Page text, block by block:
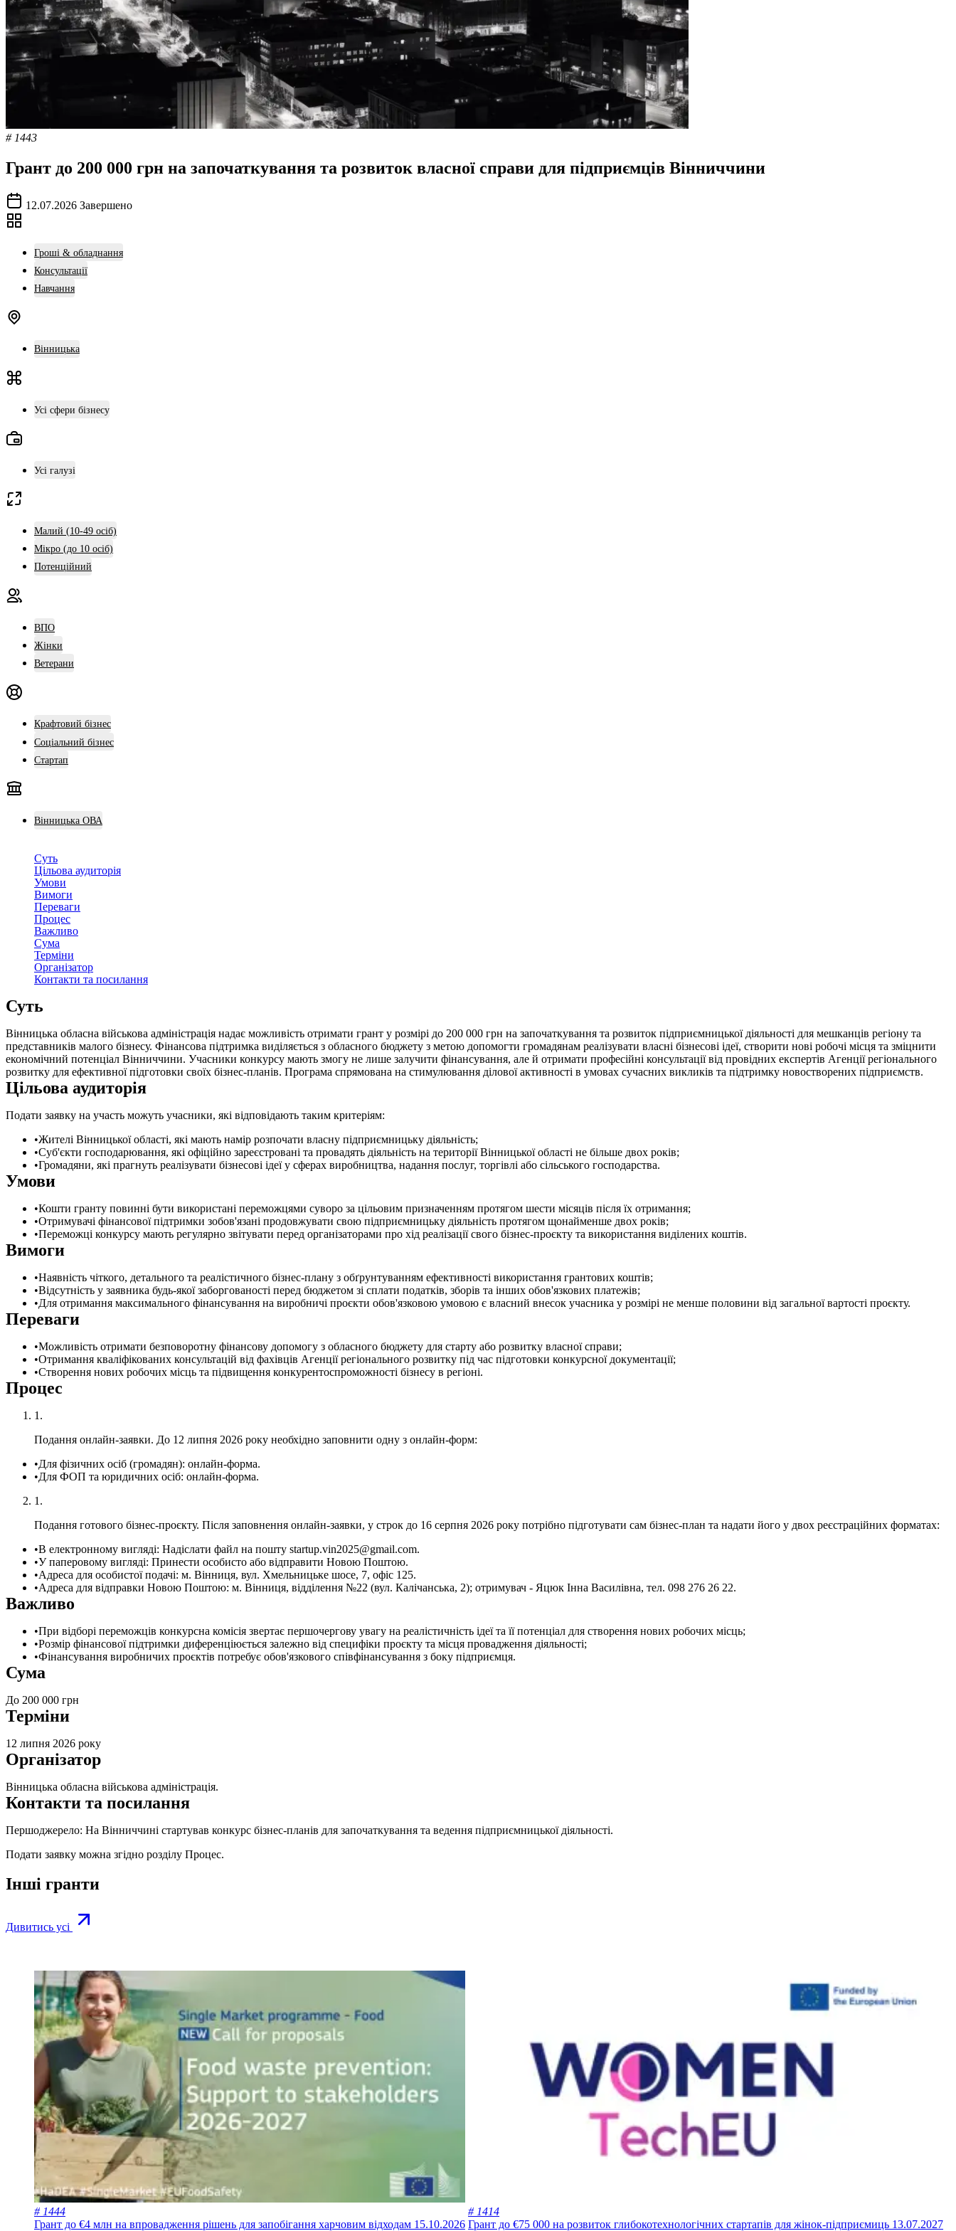
# 1443
Грант до 200 000 грн на започаткування та розвиток власної справи для підприємців Вінниччини
12.07.2026 Завершено
Гроші & обладнання
Консультації
Навчання
Вінницька
Усі сфери бізнесу
Усі галузі
Малий (10-49 осіб)
Мікро (до 10 осіб)
Потенційний
ВПО
Жінки
Ветерани
Крафтовий бізнес
Соціальний бізнес
Стартап
Вінницька ОВА
Суть
Цільова аудиторія
Умови
Вимоги
Переваги
Процес
Важливо
Сума
Терміни
Організатор
Контакти та посилання
Суть
Вінницька обласна військова адміністрація надає можливість отримати грант у розмірі до 200 000 грн на започаткування та розвиток підприємницької діяльності для мешканців регіону та
представників малого бізнесу. Фінансова підтримка виділяється з обласного бюджету з метою допомогти громадянам реалізувати власні бізнесові ідеї, створити нові робочі місця та зміцнити
економічний потенціал Вінниччини. Учасники конкурсу мають змогу не лише залучити фінансування, але й отримати професійні консультації від провідних експертів Агенції регіонального
розвитку для ефективної підготовки своїх бізнес-планів. Програма спрямована на стимулювання ділової активності в умовах сучасних викликів та підтримку новостворених підприємств.
Цільова аудиторія
Подати заявку на участь можуть учасники, які відповідають таким критеріям:
Жителі Вінницької області, які мають намір розпочати власну підприємницьку діяльність;
Суб'єкти господарювання, які офіційно зареєстровані та провадять діяльність на території Вінницької області не більше двох років;
Громадяни, які прагнуть реалізувати бізнесові ідеї у сферах виробництва, надання послуг, торгівлі або сільського господарства.
Умови
Кошти гранту повинні бути використані переможцями суворо за цільовим призначенням протягом шести місяців після їх отримання;
Отримувачі фінансової підтримки зобов'язані продовжувати свою підприємницьку діяльність протягом щонайменше двох років;
Переможці конкурсу мають регулярно звітувати перед організаторами про хід реалізації свого бізнес-проєкту та використання виділених коштів.
Вимоги
Наявність чіткого, детального та реалістичного бізнес-плану з обґрунтуванням ефективності використання грантових коштів;
Відсутність у заявника будь-якої заборгованості перед бюджетом зі сплати податків, зборів та інших обов'язкових платежів;
Для отримання максимального фінансування на виробничі проєкти обов'язковою умовою є власний внесок учасника у розмірі не менше половини від загальної вартості проєкту.
Переваги
Можливість отримати безповоротну фінансову допомогу з обласного бюджету для старту або розвитку власної справи;
Отримання кваліфікованих консультацій від фахівців Агенції регіонального розвитку під час підготовки конкурсної документації;
Створення нових робочих місць та підвищення конкурентоспроможності бізнесу в регіоні.
Процес
Подання онлайн-заявки. До 12 липня 2026 року необхідно заповнити одну з онлайн-форм:
Для фізичних осіб (громадян): онлайн-форма.
Для ФОП та юридичних осіб: онлайн-форма.
Подання готового бізнес-проєкту. Після заповнення онлайн-заявки, у строк до 16 серпня 2026 року потрібно підготувати сам бізнес-план та надати його у двох реєстраційних форматах:
В електронному вигляді: Надіслати файл на пошту startup.vin2025@gmail.com.
У паперовому вигляді: Принести особисто або відправити Новою Поштою.
Адреса для особистої подачі: м. Вінниця, вул. Хмельницьке шосе, 7, офіс 125.
Адреса для відправки Новою Поштою: м. Вінниця, відділення №22 (вул. Калічанська, 2); отримувач - Яцюк Інна Василівна, тел. 098 276 26 22.
Важливо
При відборі переможців конкурсна комісія звертає першочергову увагу на реалістичність ідеї та її потенціал для створення нових робочих місць;
Розмір фінансової підтримки диференціюється залежно від специфіки проєкту та місця провадження діяльності;
Фінансування виробничих проєктів потребує обов'язкового співфінансування з боку підприємця.
Сума
До 200 000 грн
Терміни
12 липня 2026 року
Організатор
Вінницька обласна військова адміністрація.
Контакти та посилання
Першоджерело: На Вінниччині стартував конкурс бізнес-планів для започаткування та ведення підприємницької діяльності.
Подати заявку можна згідно розділу Процес.
Інші гранти
Дивитись усі
# 1444
Грант до €4 млн на впровадження рішень для запобігання харчовим відходам 15.10.2026
# 1414
Грант до €75 000 на розвиток глибокотехнологічних стартапів для жінок-підприємиць 13.07.2027